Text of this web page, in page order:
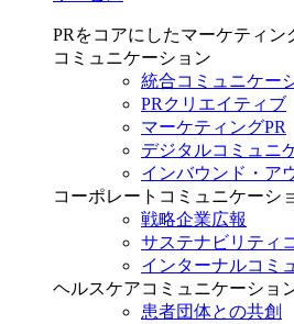
PRをコアにしたマーケティン
コミュニケーション
統合コミュニケー
PRクリエイティブ
マーケティングPR
デジタルコミュニ
インバウンド・ア
コーポレートコミュニケーシ
戦略企業広報
サステナビリティ
インターナルコミ
ヘルスケアコミュニケーショ
患者団体との共創